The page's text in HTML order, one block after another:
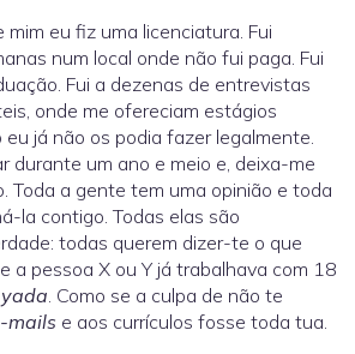
eu fiz uma licenciatura. Fui
num local onde não fui paga. Fui
Fui a dezenas de entrevistas
onde me ofereciam estágios
eu já não os podia fazer legalmente.
durante um ano e meio e, deixa-me
Toda a gente tem uma opinião e toda
la contigo. Todas elas são
todas querem dizer-te o que
a pessoa X ou Y já trabalhava com 18
. Como se a culpa de não te
mails e aos currículos fosse toda tua.